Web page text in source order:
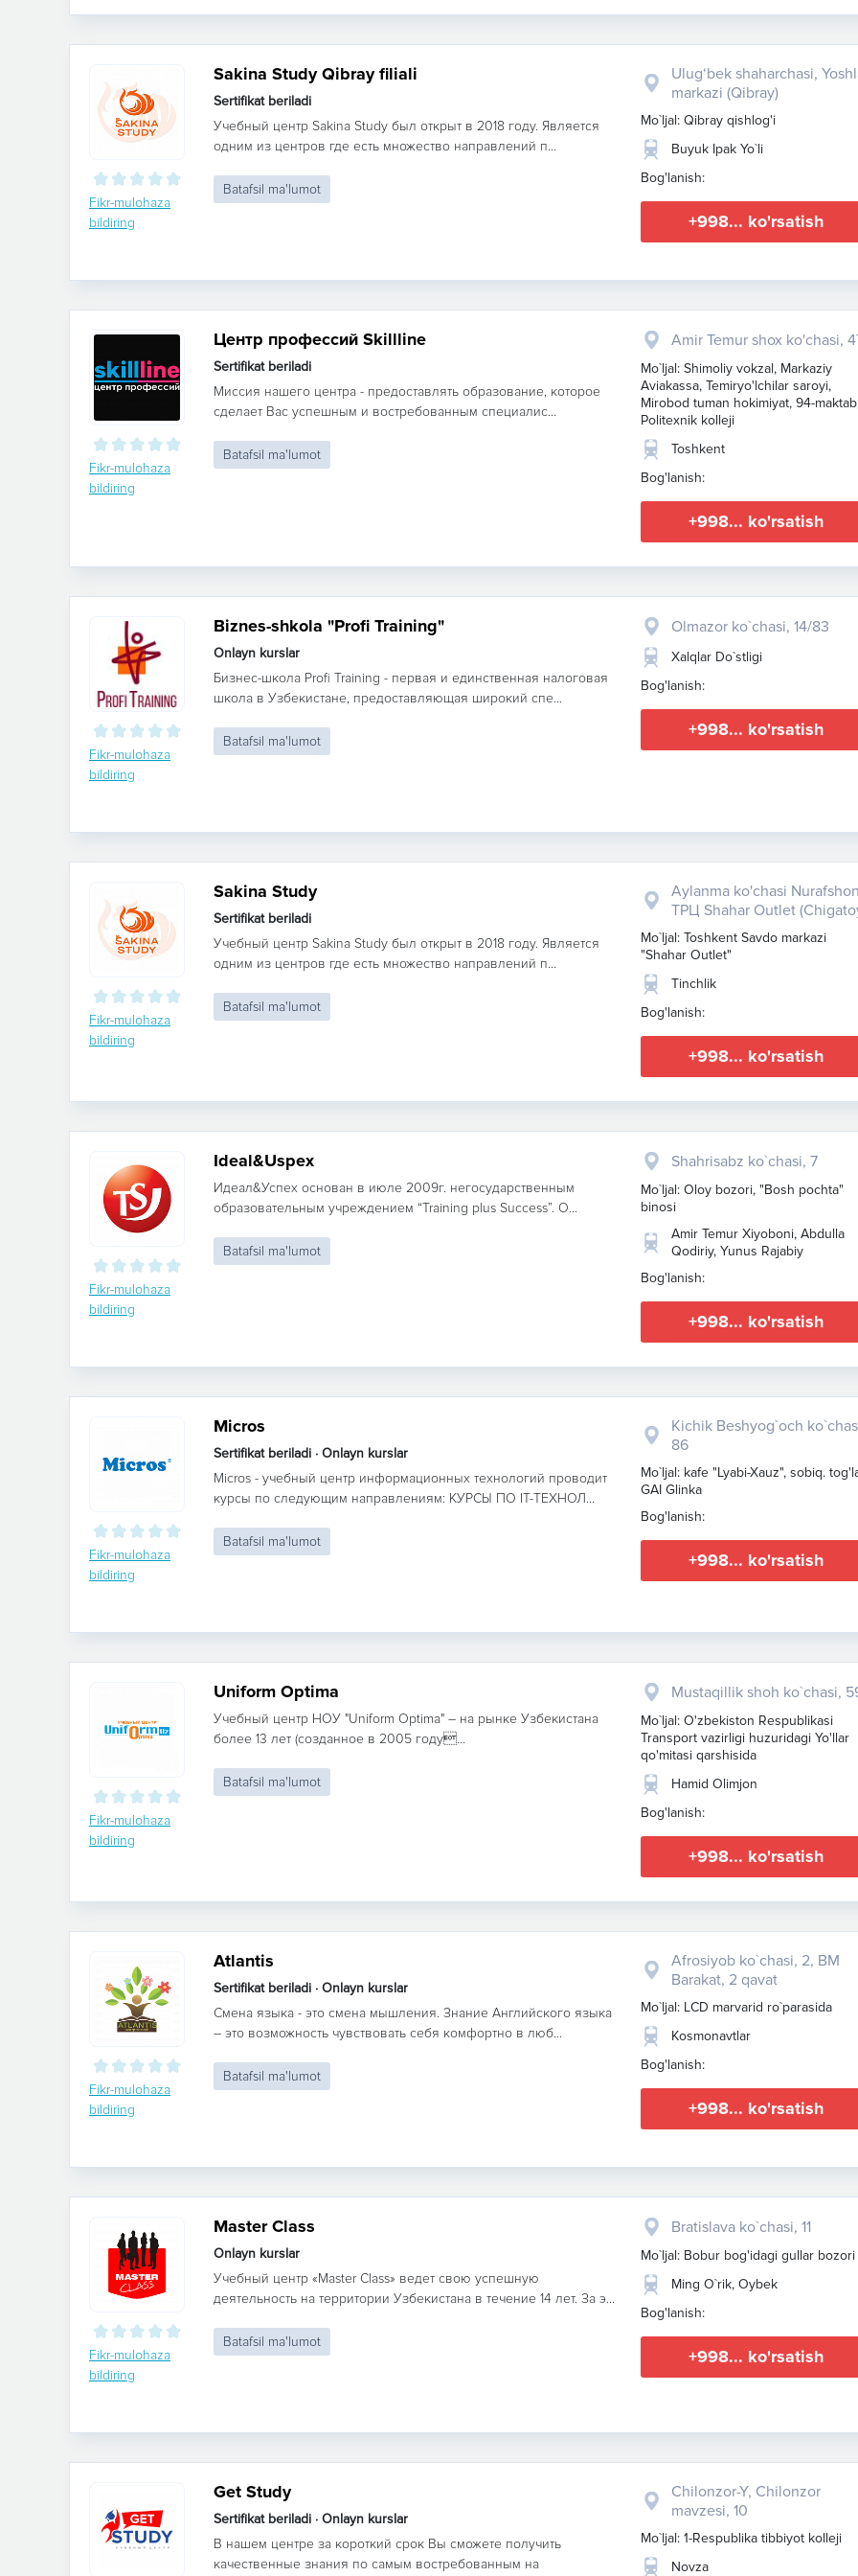
Fikr-mulohaza
bildiring
Sakina Study Qibray filiali
Sertifikat beriladi
Учебный центр Sakina Study был открыт в 2018 году. Является
одним из центров где есть множество направлений п...
Batafsil ma'lumot
Ulug‘bek shaharchasi,
markazi (Qibray)
Mo`ljal: Qibray qishlog'i
Buyuk Ipak Yo`li
Bog'lanish:
+998... ko'rsatish
Fikr-mulohaza
bildiring
Центр профессий Skillline
Sertifikat beriladi
Миссия нашего центра - предоставлять образование, которое
сделает Вас успешным и востребованным специалис...
Batafsil ma'lumot
Amir Temur shox ko'chasi,
Mo`ljal: Shimoliy vokzal, Markaziy
Aviakassa, Temiryo'lchilar saroyi,
Mirobod tuman hokimiyat, 94-
Politexnik kolleji
Toshkent
Bog'lanish:
+998... ko'rsatish
Fikr-mulohaza
bildiring
Biznes-shkola "Profi Training"
Onlayn kurslar
Бизнес-школа Profi Training - первая и единственная налоговая
школа в Узбекистане, предоставляющая широкий спе...
Batafsil ma'lumot
Olmazor ko`chasi, 14/83
Xalqlar Do`stligi
Bog'lanish:
+998... ko'rsatish
Fikr-mulohaza
bildiring
Sakina Study
Sertifikat beriladi
Учебный центр Sakina Study был открыт в 2018 году. Является
одним из центров где есть множество направлений п...
Batafsil ma'lumot
Aylanma ko'chasi
ТРЦ Shahar Outlet
Mo`ljal: Toshkent Savdo markazi
"Shahar Outlet"
Tinchlik
Bog'lanish:
+998... ko'rsatish
Fikr-mulohaza
bildiring
Ideal&Uspex
Идеал&Успех основан в июле 2009г. негосударственным
образовательным учреждением “Training plus Success”. О...
Batafsil ma'lumot
Shahrisabz ko`chasi, 7
Mo`ljal: Oloy bozori, "Bosh pochta"
binosi
Amir Temur Xiyoboni, Abdulla
Qodiriy, Yunus Rajabiy
Bog'lanish:
+998... ko'rsatish
Fikr-mulohaza
bildiring
Micros
Sertifikat beriladi · Onlayn kurslar
Micros - учебный центр информационных технологий проводит
курсы по следующим направлениям: КУРСЫ ПО IT-ТЕХНОЛ...
Batafsil ma'lumot
Kichik Beshyog`och
86
Mo`ljal: kafe "Lyabi-Xauz", sobiq.
GAI Glinka
Bog'lanish:
+998... ko'rsatish
Fikr-mulohaza
bildiring
Uniform Optima
Учебный центр НОУ "Uniform Optima" – на рынке Узбекистана
более 13 лет (созданное в 2005 году...
Batafsil ma'lumot
Mustaqillik shoh ko`chasi,
Mo`ljal: O'zbekiston Respublikasi
Transport vazirligi huzuridagi Yo'llar
qo'mitasi qarshisida
Hamid Olimjon
Bog'lanish:
+998... ko'rsatish
Fikr-mulohaza
bildiring
Atlantis
Sertifikat beriladi · Onlayn kurslar
Смена языка - это смена мышления. Знание Английского языка
– это возможность чувствовать себя комфортно в люб...
Batafsil ma'lumot
Afrosiyob ko`chasi, 2, BM
Barakat, 2 qavat
Mo`ljal: LCD marvarid ro`parasida
Kosmonavtlar
Bog'lanish:
+998... ko'rsatish
Fikr-mulohaza
bildiring
Master Class
Onlayn kurslar
Учебный центр «Master Class» ведет свою успешную
деятельность на территории Узбекистана в течение 14 лет. За э...
Batafsil ma'lumot
Bratislava ko`chasi, 11
Mo`ljal: Bobur bog'idagi gullar bozori
Ming O`rik, Oybek
Bog'lanish:
+998... ko'rsatish
Get Study
Sertifikat beriladi · Onlayn kurslar
В нашем центре за короткий срок Вы сможете получить
качественные знания по самым востребованным на
Chilonzor-Y, Chilonzor
mavzesi, 10
Mo`ljal: 1-Respublika tibbiyot kolleji
Novza